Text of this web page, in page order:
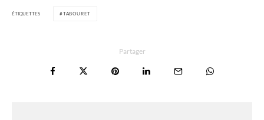
ÉTIQUETTES TABOURET
Partager